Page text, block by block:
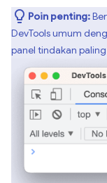
Poin penting:
DevTools umum
panel tindakan